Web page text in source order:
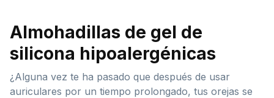
Almohadillas de gel de
silicona hipoalergénicas
¿Alguna vez te ha pasado que después de usar
auriculares por un tiempo prolongado, tus orejas se